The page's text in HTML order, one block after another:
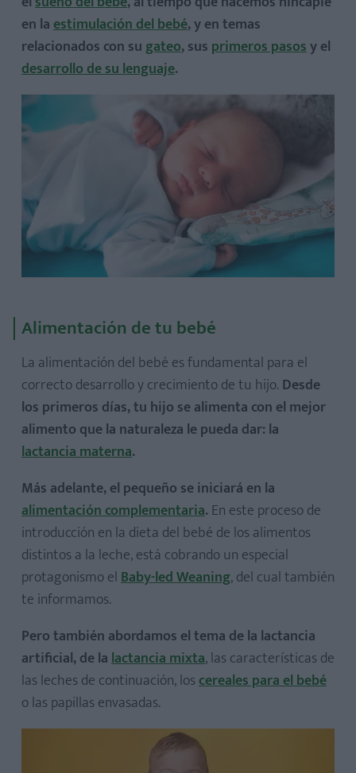
en laestimulación del bebé, y en temas
relacionados con sugateo, sus primeros pasosy el
desarrollo de su lenguaje.
Alimentación de tu bebé
La alimentación del bebé es fundamental para el
correcto desarrollo y crecimiento de tu hijo. Desde
los primeros días, tu hijo se alimenta con el mejor
alimento que la naturaleza le pueda dar: la
lactancia materna.
Más adelante, el pequeño se iniciará en la
alimentación complementaria. En este proceso de
introducción en la dieta del bebé de los alimentos
distintos a la leche, está cobrando un especial
protagonismo elBaby-led Weaning, del cual también
te informamos.
Pero también abordamos el tema de la lactancia
artificial, de lalactancia mixta, las características de
las leches de continuación, loscereales para el bebé
o las papillas envasadas.